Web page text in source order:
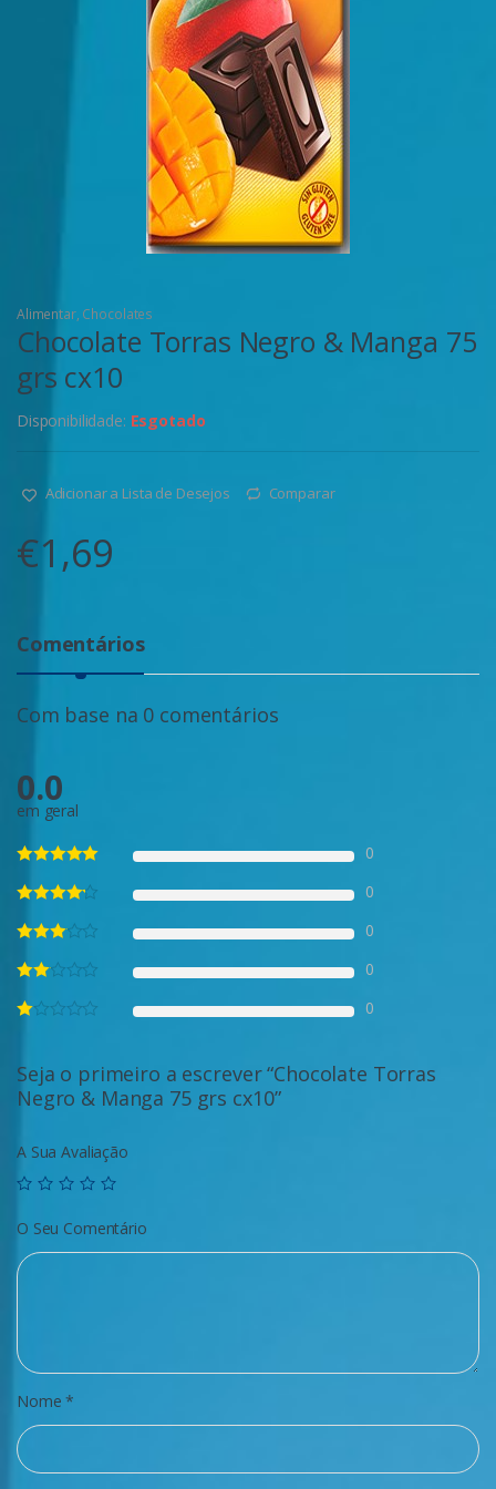
Alimentar, Chocolates
Chocolate Torras Negro & Manga 75
grs cx10
Disponibilidade: Esgotado
Adicionar a Lista de Desejos Comparar
€1,69
Comentários
Com base na 0 comentários
0.0
em geral
0
0
0
0
0
Seja o primeiro a escrever “Chocolate Torras
Negro & Manga 75 grs cx10”
A Sua Avaliação
O Seu Comentário
Nome*